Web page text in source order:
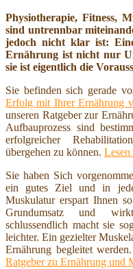
Physiotherapie, Fitness,
sind untrennbar
jedoch nicht klar ist:
Ernährung ist nicht nur
sie ist eigentlich die
Sie befinden sich gerade
Erfolg mit Ihrer Ernährung
unseren Ratgeber zur
Aufbauprozess sind
erfolgreicher
übergehen zu können. Lesen
Sie haben Sich
ein gutes Ziel und in
Muskulatur erspart Ihnen
Grundumsatz und
schlussendlich macht sie
leichter. Ein gezielter
Ernährung begleitet werden.
Ratgeber zu Ernährung und